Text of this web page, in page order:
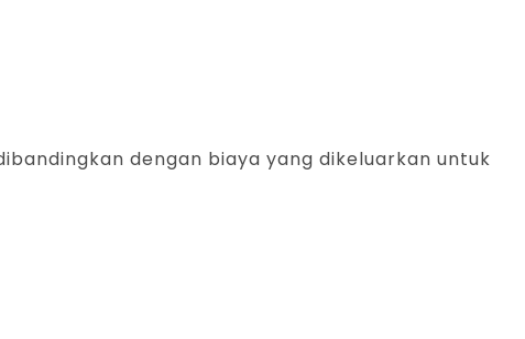
dengan biaya yang dikeluarkan untuk